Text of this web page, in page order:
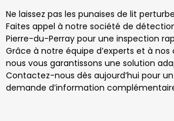
Ne laissez pas les punaises de lit
Faites appel à notre société de
Pierre-du-Perray pour une inspection
Grâce à notre équipe d’experts et à nos
nous vous garantissons une solution
Contactez-nous dès aujourd’hui pour
demande d’information